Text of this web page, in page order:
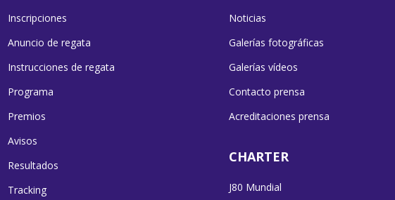
Inscripciones
Anuncio de regata
Instrucciones de regata
Programa
Premios
Avisos
Resultados
Tracking
Noticias
Galerías fotográficas
Galerías vídeos
Contacto prensa
Acreditaciones prensa
CHARTER
J80 Mundial